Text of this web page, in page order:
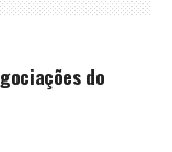
do